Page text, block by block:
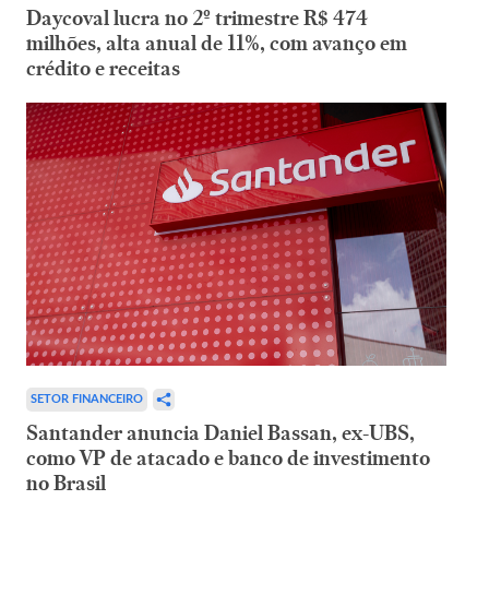
Daycoval lucra no 2º trimestre R$ 474
milhões, alta anual de 11%, com avanço em
crédito e receitas
SETOR FINANCEIRO
Santander anuncia Daniel Bassan, ex-UBS,
como VP de atacado e banco de investimento
no Brasil